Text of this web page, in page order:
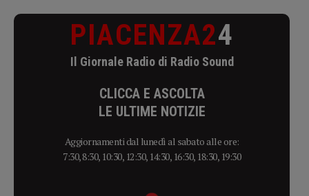
PIACENZA24
Il Giornale Radio di Radio Sound
CLICCA E ASCOLTA
LE ULTIME NOTIZIE
Aggiornamenti dal lunedì al sabato alle ore:
7:30, 8:30, 10:30, 12:30, 14:30, 16:30, 18:30, 19:30